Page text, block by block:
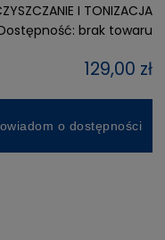
I TONIZACJA
brak towaru
129,00 zł
o dostępności